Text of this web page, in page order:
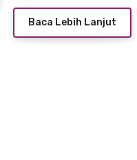
Baca Lebih Lanjut